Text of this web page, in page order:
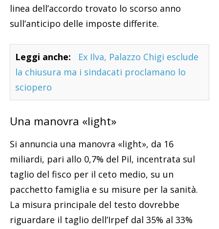
linea dell’accordo trovato lo scorso anno
sull’anticipo delle imposte differite.
Leggi anche:
Ex Ilva, Palazzo Chigi esclude
la chiusura ma i sindacati proclamano lo
sciopero
Una manovra «light»
Si annuncia una manovra «light», da 16
miliardi, pari allo 0,7% del Pil, incentrata sul
taglio del fisco per il ceto medio, su un
pacchetto famiglia e su misure per la sanità.
La misura principale del testo dovrebbe
riguardare il taglio dell’Irpef dal 35% al 33%